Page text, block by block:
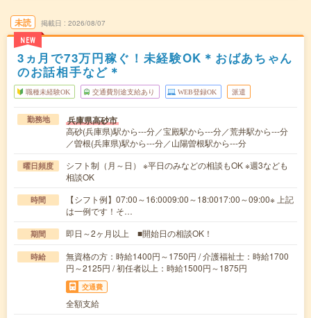
未読
NEW
掲載日 2026/08/07
3ヵ月で73万円稼ぐ！未経験OK＊おばあちゃん
のお話相手など＊
職種未経験OK 交通費別途支給あり WEB登録OK 派遣
勤務地 兵庫県高砂市
高砂(兵庫県)駅から---分／宝殿駅から---分／荒井駅から---分
／曽根(兵庫県)駅から---分／山陽曽根駅から---分
曜日頻度
シフト制（月～日） ※平日のみなどの相談もOK ※週3なども
相談OK
時間
【シフト例】07:00～16:0009:00～18:0017:00～09:00※ 上記
は一例です！そ…
期間 即日～2ヶ月以上 ■開始日の相談OK！
時給
無資格の方：時給1400円～1750円 / 介護福祉士：時給1700
円～2125円 / 初任者以上：時給1500円～1875円
交通費
全額支給